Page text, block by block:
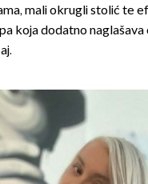
mali okrugli stolić te
koja dodatno naglašava